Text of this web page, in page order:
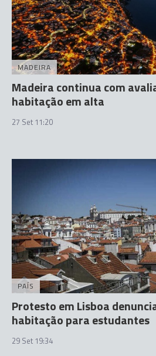
MADEIRA
Madeira continua com
habitação em alta
27 Set 11:20
PAÍS
Protesto em Lisboa
habitação para estudantes
29 Set 19:34